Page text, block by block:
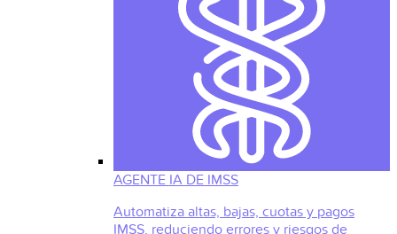
AGENTE IA DE IMSS
Automatiza altas, bajas, cuotas y pagos
IMSS, reduciendo errores y riesgos de